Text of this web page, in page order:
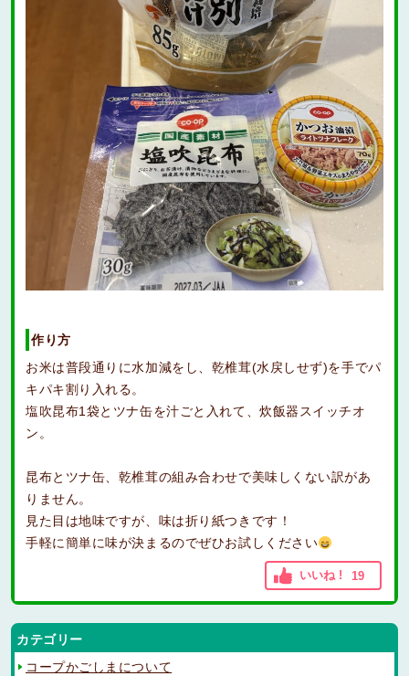
作り方
お米は普段通りに水加減をし、乾椎茸(水戻しせず)を手でパ
キパキ割り入れる。
塩吹昆布1袋とツナ缶を汁ごと入れて、炊飯器スイッチオ
ン。
昆布とツナ缶、乾椎茸の組み合わせで美味しくない訳があ
りません。
見た目は地味ですが、味は折り紙つきです！
手軽に簡単に味が決まるのでぜひお試しください
いいね ! 19
カテゴリー
コープかごしまについて